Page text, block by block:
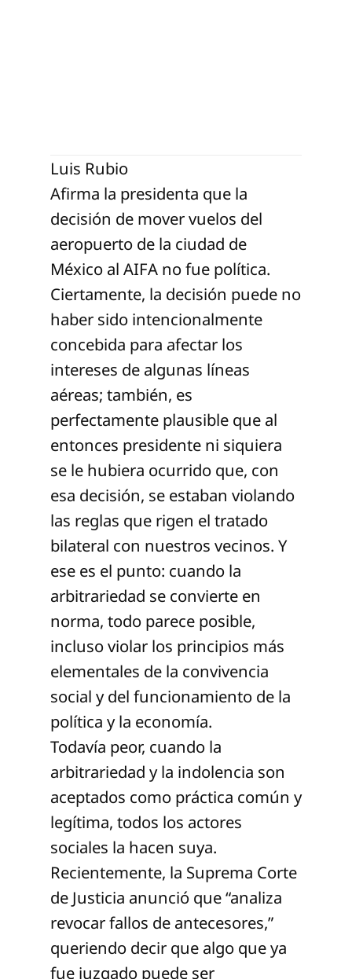
Luis Rubio
Afirma la presidenta que la
decisión de mover vuelos del
aeropuerto de la ciudad de
México al AIFA no fue política.
Ciertamente, la decisión puede no
haber sido intencionalmente
concebida para afectar los
intereses de algunas líneas
aéreas; también, es
perfectamente plausible que al
entonces presidente ni siquiera
se le hubiera ocurrido que, con
esa decisión, se estaban violando
las reglas que rigen el tratado
bilateral con nuestros vecinos. Y
ese es el punto: cuando la
arbitrariedad se convierte en
norma, todo parece posible,
incluso violar los principios más
elementales de la convivencia
social y del funcionamiento de la
política y la economía.
Todavía peor, cuando la
arbitrariedad y la indolencia son
aceptados como práctica común y
legítima, todos los actores
sociales la hacen suya.
Recientemente, la Suprema Corte
de Justicia anunció que “analiza
revocar fallos de antecesores,”
queriendo decir que algo que ya
fue juzgado puede ser